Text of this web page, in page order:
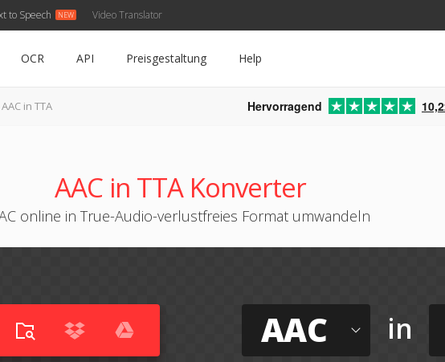
to Speech Video Translator
OCR API Preisgestaltung Help
AAC in TTA Hervorragend
AAC in TTA Konverter
online in True-Audio-verlustfreies Format umwandeln
AAC in